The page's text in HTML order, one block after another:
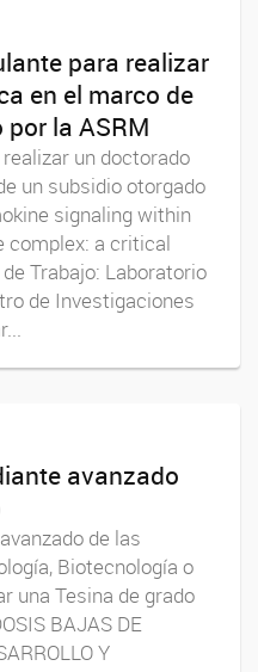
para realizar
en el marco de
la ASRM
un doctorado
un subsidio otorgado
signaling within
complex: a critical
Trabajo: Laboratorio
de Investigaciones
avanzado
de las
Biotecnología o
una Tesina de grado
BAJAS DE
Y